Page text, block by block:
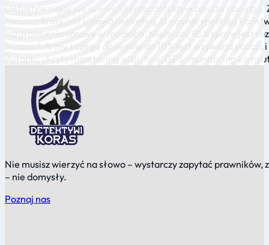
Detektyw nigdy nie ocenia klienta, detektyw zawsze pomaga.
renoma firmy jest sprawą delikatną. U nas nie spotkają
rozgłośnienia sprawy w mediach. Niemalże 95% spraw jest
ścianach firmy z czego do ledwie do 10% jest wzywana
Pułapki; ukryty monitoring wizji, foni, GPS; monitoring
Nie musisz wierzyć na słowo – wystarczy zapytać
– nie domysły.
Poznaj nas